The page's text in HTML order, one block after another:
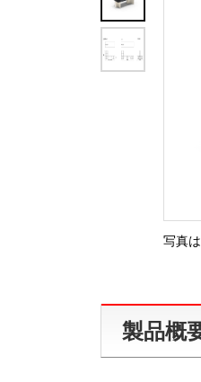
写真
製品概